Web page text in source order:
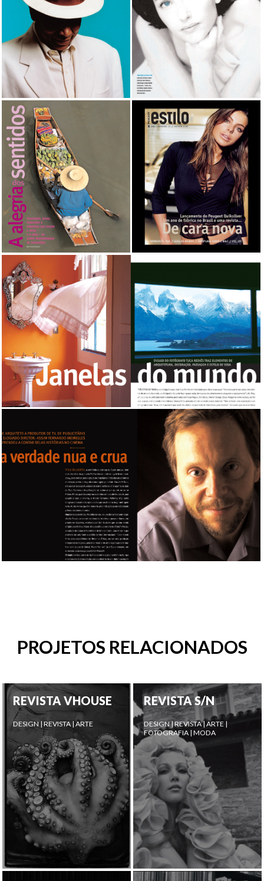
PROJETOS RELACIONADOS
REVISTA VHOUSE
DESIGN | REVISTA | ARTE
REVISTA S/N
DESIGN | REVISTA | ARTE |
FOTOGRAFIA | MODA